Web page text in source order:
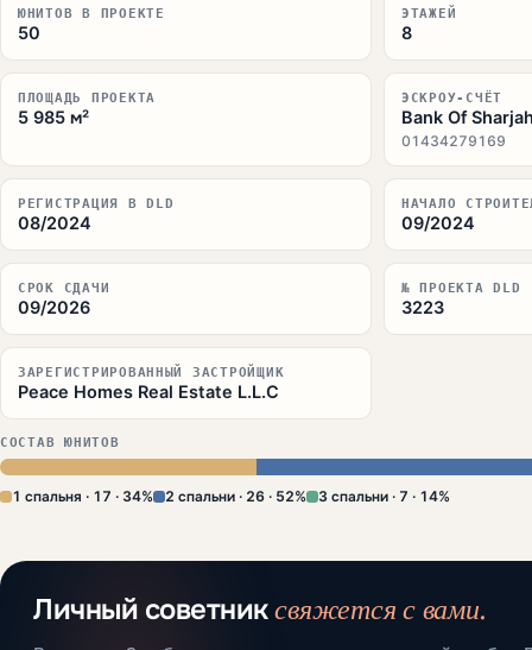
ЮНИТОВ В ПРОЕКТЕ
50
ЭТАЖЕЙ
8
ПЛОЩАДЬ ПРОЕКТА
5 985 м²
ЭСКРОУ-СЧЁТ
Bank Of
01434279169
РЕГИСТРАЦИЯ В DLD
08/2024
НАЧАЛО
09/2024
СРОК СДАЧИ
09/2026
№ ПРОЕКТА DLD
3223
ЗАРЕГИСТРИРОВАННЫЙ ЗАСТРОЙЩИК
Peace Homes Real Estate L.L.C
СОСТАВ ЮНИТОВ
1 спальня · 17 · 34% 2 спальни · 26 · 52% 3 спальни · 7 · 14%
Личный советниксвяжется с вами.